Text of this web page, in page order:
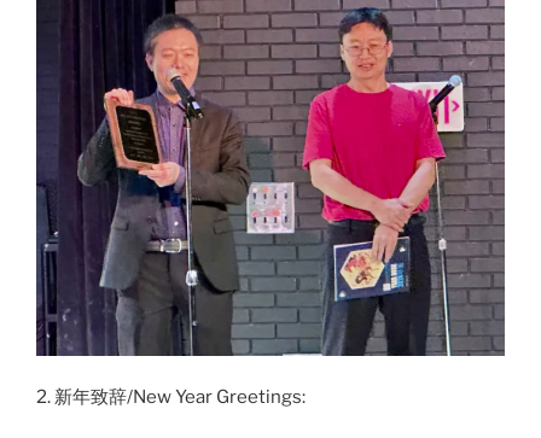
2. 新年致辞/New Year Greetings: